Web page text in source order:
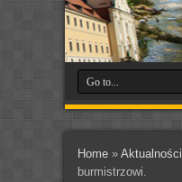
Home» Aktualności
burmistrzowi.